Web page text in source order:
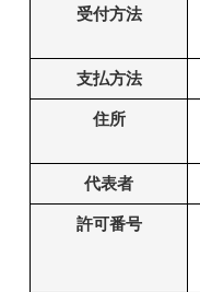
受付方法
支払方法
住所
代表者
許可番号